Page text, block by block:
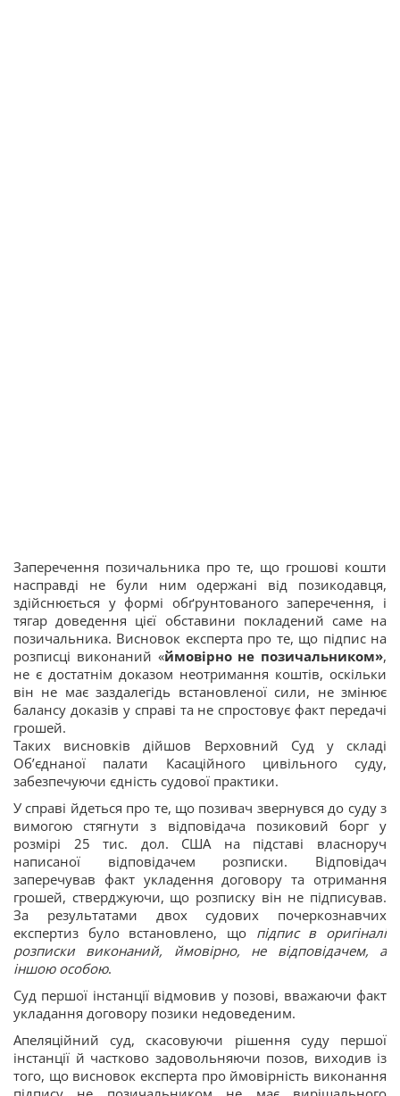
Заперечення позичальника про те, що грошові кошти
насправді не були ним одержані від позикодавця,
здійснюється у формі обґрунтованого заперечення, і
тягар доведення цієї обставини покладений саме на
позичальника. Висновок експерта про те, що підпис на
розписці виконаний «ймовірно не позичальником»,
не є достатнім доказом неотримання коштів, оскільки
він не має заздалегідь встановленої сили, не змінює
балансу доказів у справі та не спростовує факт передачі
грошей.
Таких висновків дійшов Верховний Суд у складі
Об’єднаної палати Касаційного цивільного суду,
забезпечуючи єдність судової практики.
У справі йдеться про те, що позивач звернувся до суду з
вимогою стягнути з відповідача позиковий борг у
розмірі 25 тис. дол. США на підставі власноруч
написаної відповідачем розписки. Відповідач
заперечував факт укладення договору та отримання
грошей, стверджуючи, що розписку він не підписував.
За результатами двох судових почеркознавчих
експертиз було встановлено, що підпис в оригіналі
розписки виконаний, ймовірно, не відповідачем, а
іншою особою.
Суд першої інстанції відмовив у позові, вважаючи факт
укладання договору позики недоведеним.
Апеляційний суд, скасовуючи рішення суду першої
інстанції й частково задовольняючи позов, виходив із
того, що висновок експерта про ймовірність виконання